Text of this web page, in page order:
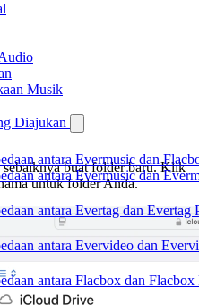
Musik
Diajukan
antara Evermusic dan
antara Evermusic dan
antara Evertag dan Evertag
antara Evervideo dan
antara Flacbox dan Flacbox
buat folder baru. Klik
untuk folder Anda.